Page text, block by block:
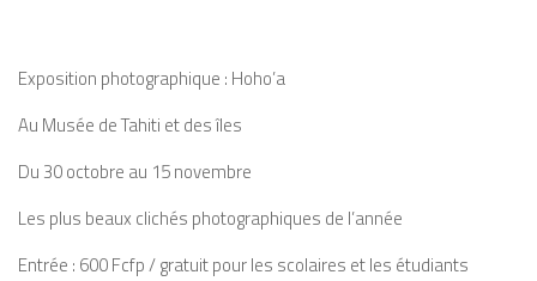
Exposition photographique : Hoho’a
Au Musée de Tahiti et des îles
Du 30 octobre au 15 novembre
Les plus beaux clichés photographiques de l’année
Entrée : 600 Fcfp / gratuit pour les scolaires et les étudiants